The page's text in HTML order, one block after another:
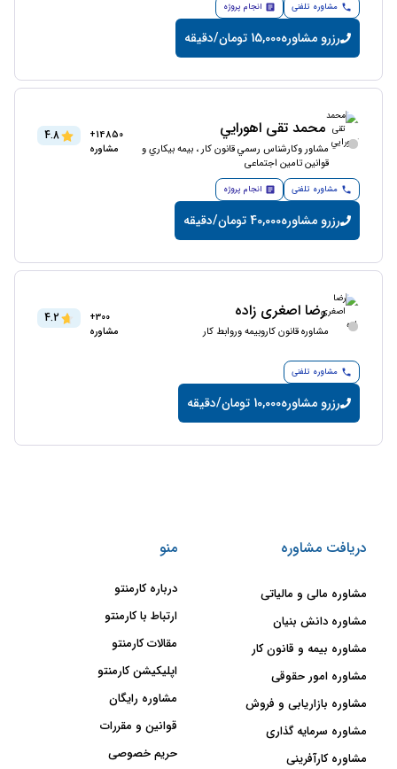
مشاوره تلفنی انجام پروژه
رزرو مشاوره15,000 تومان/دقیقه
محمد تقی اهورايي
مشاور وکارشناس رسمي قانون كار ، بيمه بيكاري و
قوانين تامین اجتماعی
14850+
مشاوره
4.8
مشاوره تلفنی انجام پروژه
رزرو مشاوره40,000 تومان/دقیقه
رضا اصغری زاده
مشاوره قانون کاروبیمه وروابط کار
300+
مشاوره
4.2
مشاوره تلفنی
رزرو مشاوره10,000 تومان/دقیقه
دریافت مشاوره
مشاوره مالی و مالیاتی
مشاوره دانش بنیان
مشاوره بیمه و قانون کار
مشاوره امور حقوقی
مشاوره بازاریابی و فروش
مشاوره سرمایه گذاری
مشاوره کارآفرینی
منو
درباره کارمنتو
ارتباط با کارمنتو
مقالات کارمنتو
اپلیکیشن کارمنتو
مشاوره رایگان
قوانین و مقررات
حریم خصوصی